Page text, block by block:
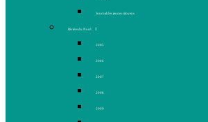
Journal des jeunes citoyens
Rivière du Nord
2005
2006
2007
2008
2009